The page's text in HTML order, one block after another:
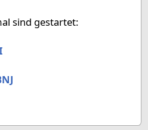
sind gestartet: